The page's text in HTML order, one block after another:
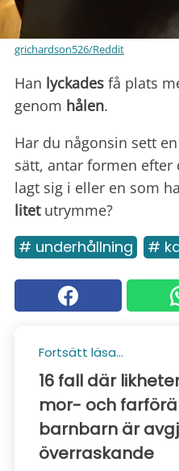
grichardson526/Reddit
Han lyckades få plats
genom hålen.
Har du någonsin sett
sätt, antar formen efter
lagt sig i eller en som
litetutrymme?
# underhållning #
Fortsätt läsa...
16 fall där
mor- och
barnbarn är
överraskande